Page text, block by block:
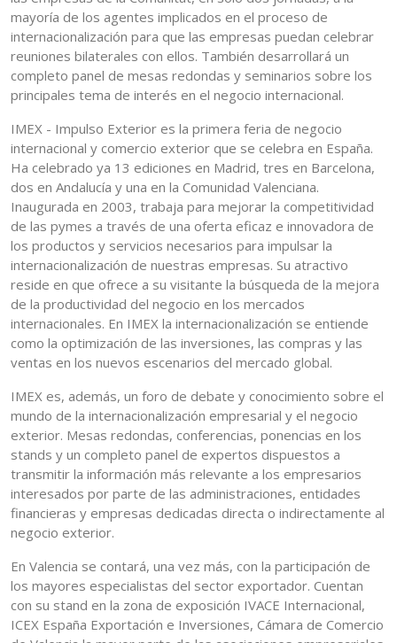
mayoría de los agentes implicados en el proceso de
internacionalización para que las empresas puedan celebrar
reuniones bilaterales con ellos. También desarrollará un
completo panel de mesas redondas y seminarios sobre los
principales tema de interés en el negocio internacional.
IMEX - Impulso Exterior es la primera feria de negocio
internacional y comercio exterior que se celebra en España.
Ha celebrado ya 13 ediciones en Madrid, tres en Barcelona,
dos en Andalucía y una en la Comunidad Valenciana.
Inaugurada en 2003, trabaja para mejorar la competitividad
de las pymes a través de una oferta eficaz e innovadora de
los productos y servicios necesarios para impulsar la
internacionalización de nuestras empresas. Su atractivo
reside en que ofrece a su visitante la búsqueda de la mejora
de la productividad del negocio en los mercados
internacionales. En IMEX la internacionalización se entiende
como la optimización de las inversiones, las compras y las
ventas en los nuevos escenarios del mercado global.
IMEX es, además, un foro de debate y conocimiento sobre el
mundo de la internacionalización empresarial y el negocio
exterior. Mesas redondas, conferencias, ponencias en los
stands y un completo panel de expertos dispuestos a
transmitir la información más relevante a los empresarios
interesados por parte de las administraciones, entidades
financieras y empresas dedicadas directa o indirectamente al
negocio exterior.
En Valencia se contará, una vez más, con la participación de
los mayores especialistas del sector exportador. Cuentan
con su stand en la zona de exposición IVACE Internacional,
ICEX España Exportación e Inversiones, Cámara de Comercio